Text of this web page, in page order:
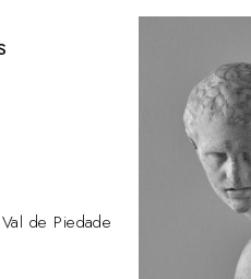
de Piedade